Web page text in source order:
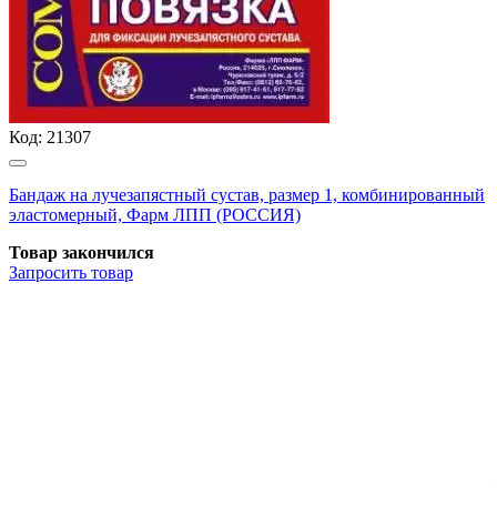
Код: 21307
Бандаж на лучезапястный сустав, размер 1, комбинированный
эластомерный, Фарм ЛПП (РОССИЯ)
Товар закончился
Запросить товар